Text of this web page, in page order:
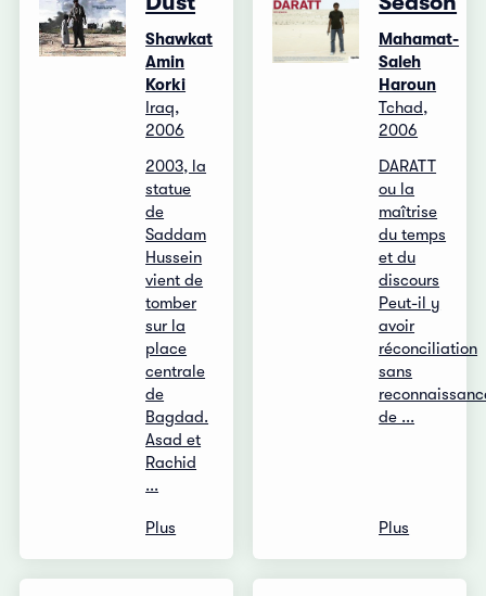
Shawkat
Amin
Korki
Iraq,
2006
2003, la
statue
de
Saddam
Hussein
vient de
tomber
sur la
place
centrale
de
Bagdad.
Asad et
Rachid
...
Plus
Mahamat-
Saleh
Haroun
Tchad,
2006
DARATT
ou la
maîtrise
du temps
et du
discours
Peut-il y
avoir
réconciliation
sans
de ...
Plus